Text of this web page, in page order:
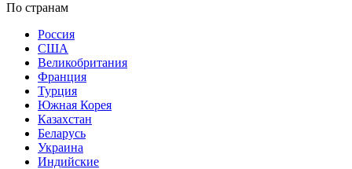
По странам
Россия
США
Великобритания
Франция
Турция
Южная Корея
Казахстан
Беларусь
Украина
Индийские